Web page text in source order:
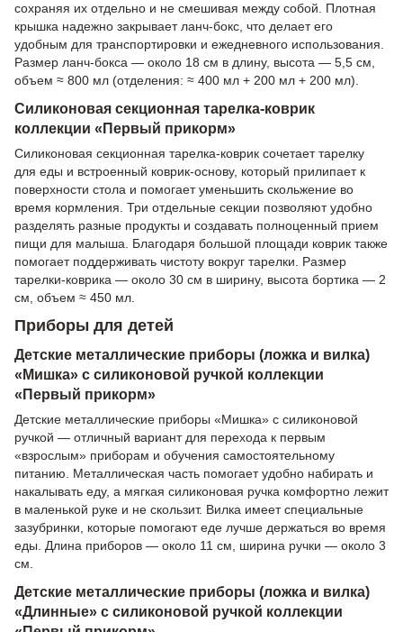
сохраняя их отдельно и не смешивая между собой. Плотная
крышка надежно закрывает ланч-бокс, что делает его
удобным для транспортировки и ежедневного использования.
Размер ланч-бокса — около 18 см в длину, высота — 5,5 см,
объем ≈ 800 мл (отделения: ≈ 400 мл + 200 мл + 200 мл).
Силиконовая секционная тарелка-коврик
коллекции «Первый прикорм»
Силиконовая секционная тарелка-коврик сочетает тарелку
для еды и встроенный коврик-основу, который прилипает к
поверхности стола и помогает уменьшить скольжение во
время кормления. Три отдельные секции позволяют удобно
разделять разные продукты и создавать полноценный прием
пищи для малыша. Благодаря большой площади коврик также
помогает поддерживать чистоту вокруг тарелки. Размер
тарелки-коврика — около 30 см в ширину, высота бортика — 2
см, объем ≈ 450 мл.
Приборы для детей
Детские металлические приборы (ложка и вилка)
«Мишка» с силиконовой ручкой коллекции
«Первый прикорм»
Детские металлические приборы «Мишка» с силиконовой
ручкой — отличный вариант для перехода к первым
«взрослым» приборам и обучения самостоятельному
питанию. Металлическая часть помогает удобно набирать и
накалывать еду, а мягкая силиконовая ручка комфортно лежит
в маленькой руке и не скользит. Вилка имеет специальные
зазубринки, которые помогают еде лучше держаться во время
еды. Длина приборов — около 11 см, ширина ручки — около 3
см.
Детские металлические приборы (ложка и вилка)
«Длинные» с силиконовой ручкой коллекции